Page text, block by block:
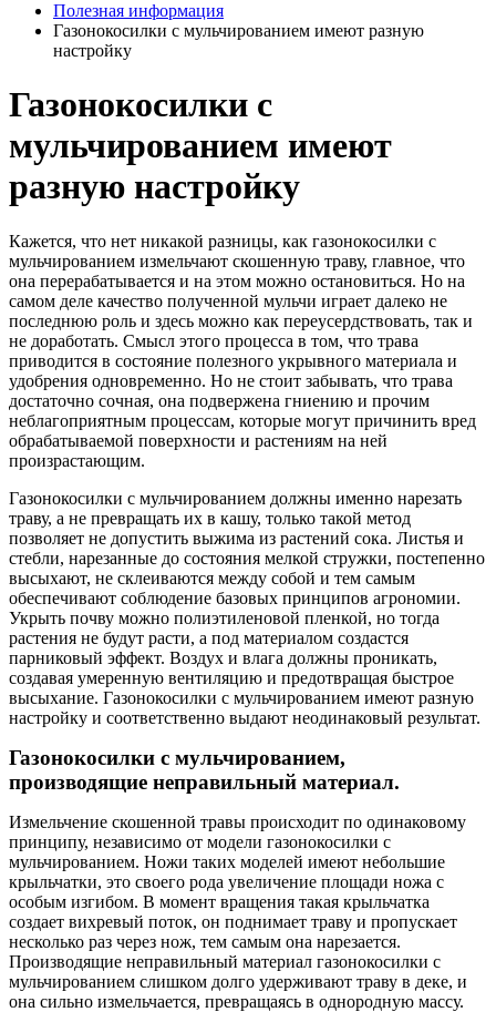
Полезная информация
Газонокосилки с мульчированием имеют разную
настройку
Газонокосилки с
мульчированием имеют
разную настройку
Кажется, что нет никакой разницы, как газонокосилки с
мульчированием измельчают скошенную траву, главное, что
она перерабатывается и на этом можно остановиться. Но на
самом деле качество полученной мульчи играет далеко не
последнюю роль и здесь можно как переусердствовать, так и
не доработать. Смысл этого процесса в том, что трава
приводится в состояние полезного укрывного материала и
удобрения одновременно. Но не стоит забывать, что трава
достаточно сочная, она подвержена гниению и прочим
неблагоприятным процессам, которые могут причинить вред
обрабатываемой поверхности и растениям на ней
произрастающим.
Газонокосилки с мульчированием должны именно нарезать
траву, а не превращать их в кашу, только такой метод
позволяет не допустить выжима из растений сока. Листья и
стебли, нарезанные до состояния мелкой стружки, постепенно
высыхают, не склеиваются между собой и тем самым
обеспечивают соблюдение базовых принципов агрономии.
Укрыть почву можно полиэтиленовой пленкой, но тогда
растения не будут расти, а под материалом создастся
парниковый эффект. Воздух и влага должны проникать,
создавая умеренную вентиляцию и предотвращая быстрое
высыхание. Газонокосилки с мульчированием имеют разную
настройку и соответственно выдают неодинаковый результат.
Газонокосилки с мульчированием,
производящие неправильный материал.
Измельчение скошенной травы происходит по одинаковому
принципу, независимо от модели газонокосилки с
мульчированием. Ножи таких моделей имеют небольшие
крыльчатки, это своего рода увеличение площади ножа с
особым изгибом. В момент вращения такая крыльчатка
создает вихревый поток, он поднимает траву и пропускает
несколько раз через нож, тем самым она нарезается.
Производящие неправильный материал газонокосилки с
мульчированием слишком долго удерживают траву в деке, и
она сильно измельчается, превращаясь в однородную массу.